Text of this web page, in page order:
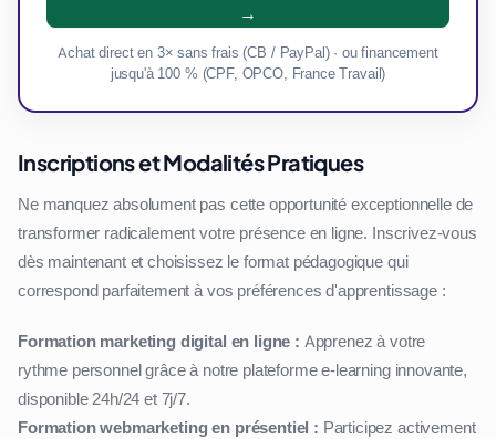
→
Achat direct en 3× sans frais (CB / PayPal) · ou financement
jusqu'à 100 % (CPF, OPCO, France Travail)
Inscriptions et Modalités Pratiques
Ne manquez absolument pas cette opportunité exceptionnelle de
transformer radicalement votre présence en ligne. Inscrivez-vous
dès maintenant et choisissez le format pédagogique qui
correspond parfaitement à vos préférences d'apprentissage :
Formation marketing digital en ligne : Apprenez à votre
rythme personnel grâce à notre plateforme e-learning innovante,
disponible 24h/24 et 7j/7.
Formation webmarketing en présentiel : Participez activement